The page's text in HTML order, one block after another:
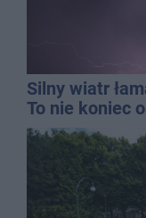
Silny wiatr
To nie koniec